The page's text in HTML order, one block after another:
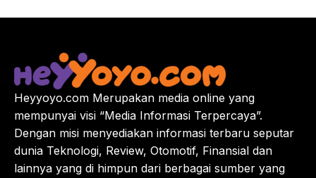
Heyyoyo.com Merupakan media online yang
mempunyai visi “Media Informasi Terpercaya”.
Dengan misi menyediakan informasi terbaru seputar
dunia Teknologi, Review, Otomotif, Finansial dan
lainnya yang di himpun dari berbagai sumber yang